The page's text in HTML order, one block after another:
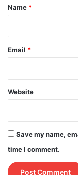
*
Name *
Email *
Website
Save my name,
time I comment.